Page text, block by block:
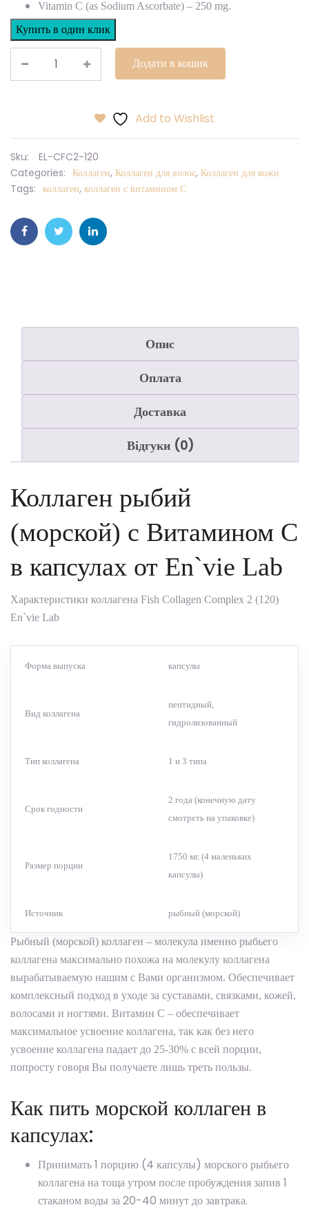
Vitamin C (as Sodium Ascorbate) – 250 mg.
Купить в один клик
Додати в кошик
Add to Wishlist
Sku:
EL-CFC2-120
Categories: Коллаген, Коллаген для волос, Коллаген для кожи
Tags: коллаген, коллаген с витамином С
Опис
Оплата
Доставка
Відгуки (0)
Коллаген рыбий
(морской) с Витамином С
в капсулах от En`vie Lab
Характеристики коллагена Fish Collagen Complex 2 (120)
En`vie Lab
Форма выпуска капсулы
Вид коллагена
пептидный,
гидролизованный
Тип коллагена 1 и 3 типа
Срок годности
2 года (конечную дату
смотреть на упаковке)
Размер порции
1750 мг. (4 маленьких
капсулы)
Источник рыбный (морской)
Рыбный (морской) коллаген – молекула именно рыбьего
коллагена максимально похожа на молекулу коллагена
вырабатываемую нашим с Вами организмом. Обеспечивает
комплексный подход в уходе за суставами, связками, кожей,
волосами и ногтями. Витамин С – обеспечивает
максимальное усвоение коллагена, так как без него
усвоение коллагена падает до 25-30% с всей порции,
попросту говоря Вы получаете лишь треть пользы.
Как пить морской коллаген в
капсулах:
Принимать 1 порцию (4 капсулы) морского рыбьего
коллагена на тоща утром после пробуждения запив 1
стаканом воды за 20-40 минут до завтрака.